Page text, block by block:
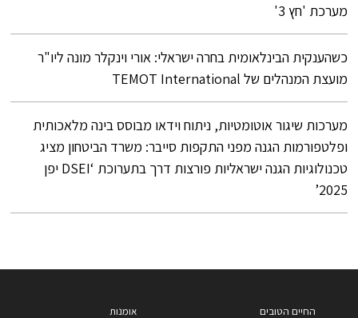
מערכת 'חץ 3'
כשהענקית הבינלאומית בחרה ישראלי: אורי וינקלר מונה ליו"ר
מועצת המנהלים של TEMOT International
מערכות שיגור אוטומטיות, ניתוח וידאו מבוסס בינה מלאכותית
ופלטפורמות הגנה מפני התקפות סייבר: משרד הביטחון מציג
טכנולוגיות הגנה ישראליות פורצות דרך בתערוכת ‘DSEI יפן
2025’
החיים הטובים
אומנות